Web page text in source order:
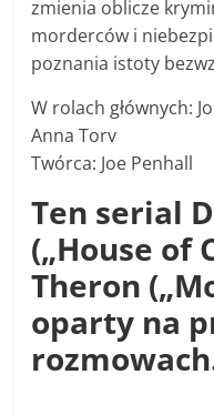
zmienia oblicze
morderców i
poznania istoty
W rolach głównych:
Anna Torv
Twórca: Joe Penhall
Ten serial
(„House of
Theron
oparty na